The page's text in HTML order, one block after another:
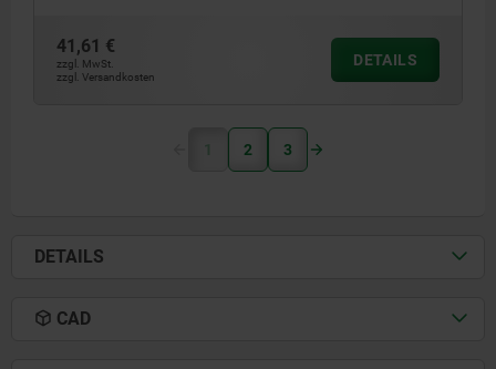
41,61 €
zzgl. MwSt.
zzgl. Versandkosten
DETAILS
1 2 3
DETAILS
CAD